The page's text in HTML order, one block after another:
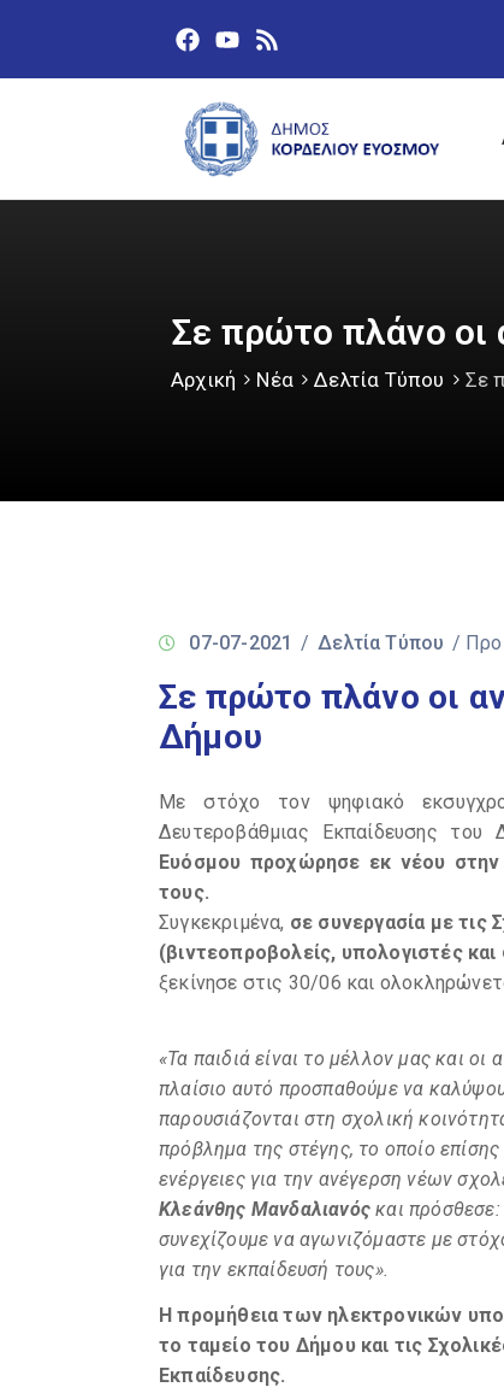
Σε πρώτο πλάνο
Αρχική Νέα Δελτία Τύπου Σε
07-07-2021 / Δελτία Τύπου /
Σε πρώτο πλάνο οι
Δήμου
Με στόχο τον ψηφιακό
Δευτεροβάθμιας Εκπαίδευσης
Ευόσμου προχώρησε εκ νέου
τους.
Συγκεκριμένα, σε συνεργασία με τις
(βιντεοπροβολείς, υπολογιστές
ξεκίνησε στις 30/06 και
«Τα παιδιά είναι το μέλλον μας και
πλαίσιο αυτό προσπαθούμε να
παρουσιάζονται στη σχολική
πρόβλημα της στέγης, το οποίο
ενέργειες για την ανέγερση νέων
Κλεάνθης Μανδαλιανός και
συνεχίζουμε να αγωνιζόμαστε με
για την εκπαίδευσή τους».
Η προμήθεια των ηλεκτρονικών
το ταμείο του Δήμου και τις
Εκπαίδευσης.